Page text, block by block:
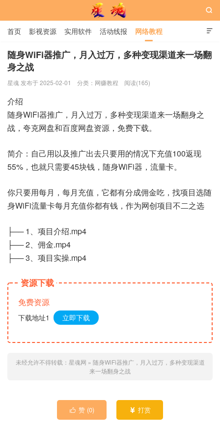
星魂网

首页 影视资源 实用软件 活动线报 网络教程
用户中心 书籍 娱乐

随身WiFi器推广，月入过万，多种变现渠道来一场翻
身之战
星魂 发布于 2025-02-01 分类： 网赚教程 阅读(165)
介绍
随身WiFi器推广，月入过万，多种变现渠道来一场翻身之
战，夸克网盘和百度网盘资源，免费下载。
简介：自己用以及推广出去只要用的情况下充值100返现
55%，也就只需要45块钱，随身WiFi器，流量卡。
你只要用每月，每月充值，它都有分成佣金吃，找项目选随
身WiFi流量卡每月充值你都有钱，作为网创项目不二之选
├── 1、项目介绍.mp4
├── 2、佣金.mp4
├── 3、项目实操.mp4
资源下载
免费资源
下载地址1 立即下载
未经允许不得转载： 星魂网 » 随身WiFi器推广，月入过万，多种变现渠道
来一场翻身之战
 赞 (0)  打赏